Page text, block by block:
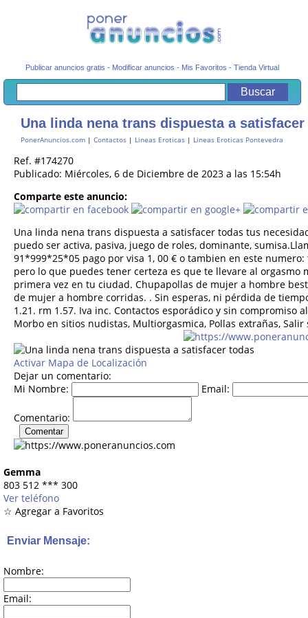
Publicar anuncios gratis - Modificar anuncios - Mis Favoritos -Tienda Virtual
Una linda nena trans dispuesta a
PonerAnuncios.com | Contactos | Lineas Eroticas | Lineas Eroticas Pontevedra
Ref. #174270
Publicado: Miércoles, 6 de Diciembre de 2023 a las 15:54h
Comparte este anuncio:
Una linda nena trans dispuesta a satisfacer todas tus
puedo ser activa, pasiva, juego de roles, dominante,
91*999*25*05 pago por visa 1, 00 € o tambien en este
pero lo que puedes tener certeza es que te llevare al orgasmo
primera vez en tu ciudad. Chupapollas de mujer a hombre
de mujer a hombre corridas. . Sin esperas, ni pérdida de
1.21. rm 1.57. Iva inc. Contactos esporádico y sin compromiso
Morbo en sitios nudistas, Multiorgasmica, Pollas extrañas,
Activar Mapa de Localización
Dejar un comentario:
Mi Nombre:
Email:
Comentario:
Gemma
803 512 *** 300
Ver teléfono
☆ Agregar a Favoritos
Enviar Mensaje:
Nombre:
Email: